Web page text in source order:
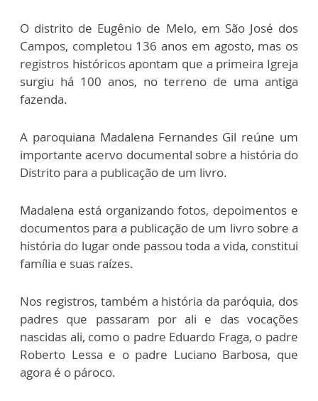
O distrito de Eugênio de Melo, em São José dos
Campos, completou 136 anos em agosto, mas os
registros históricos apontam que a primeira Igreja
surgiu há 100 anos, no terreno de uma antiga
fazenda.
A paroquiana Madalena Fernandes Gil reúne um
importante acervo documental sobre a história do
Distrito para a publicação de um livro.
Madalena está organizando fotos, depoimentos e
documentos para a publicação de um livro sobre a
história do lugar onde passou toda a vida, constitui
família e suas raízes.
Nos registros, também a história da paróquia, dos
padres que passaram por ali e das vocações
nascidas ali, como o padre Eduardo Fraga, o padre
Roberto Lessa e o padre Luciano Barbosa, que
agora é o pároco.